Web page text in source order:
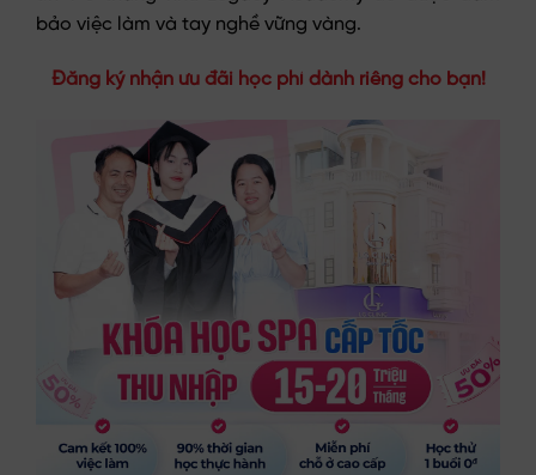
bảo việc làm và tay nghề vững vàng.
Đăng ký nhận ưu đãi học phí dành riêng cho bạn!